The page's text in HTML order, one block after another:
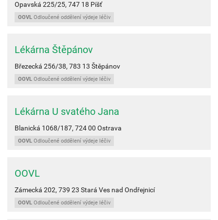
Opavská 225/25, 747 18 Píšť
OOVL Odloučené oddělení výdeje léčiv
Lékárna Štěpánov
Březecká 256/38, 783 13 Štěpánov
OOVL Odloučené oddělení výdeje léčiv
Lékárna U svatého Jana
Blanická 1068/187, 724 00 Ostrava
OOVL Odloučené oddělení výdeje léčiv
OOVL
Zámecká 202, 739 23 Stará Ves nad Ondřejnicí
OOVL Odloučené oddělení výdeje léčiv